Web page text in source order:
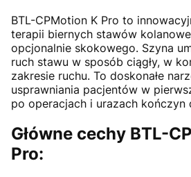
BTL-CPMotion K Pro to
terapii biernych stawów
opcjonalnie skokowego. Szyna
ruch stawu w sposób ciągły, w
zakresie ruchu. To doskonałe
usprawniania pacjentów w
po operacjach i urazach kończyn
Główne cechy BTL-
Pro: